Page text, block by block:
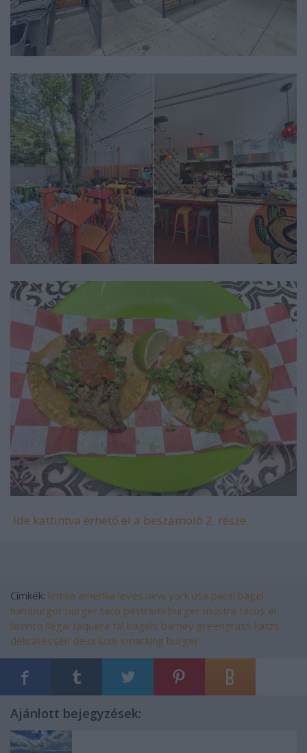
Ide kattintva érhető el a beszámoló 2. része.
Címkék: kritika amerika leves new york usa pacal bagel
hamburger burger taco pastrami burger mustra tacos el
bronco ilegal taquera tal bagels barney greengrass katzs
delicatessen deux luxe smacking burger
Ajánlott bejegyzések: